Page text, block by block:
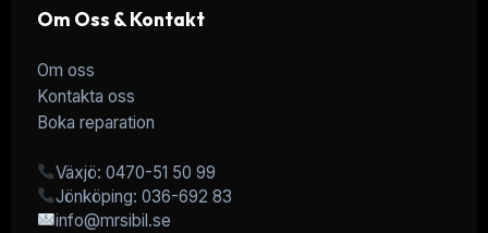
Om Oss & Kontakt
Om oss
Kontakta oss
Boka reparation
Växjö: 0470-51 50 99
Jönköping: 036-692 83
info@mrsibil.se